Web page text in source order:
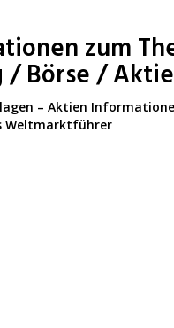
zum
/ Börse /
– Aktien
Weltmarktführer